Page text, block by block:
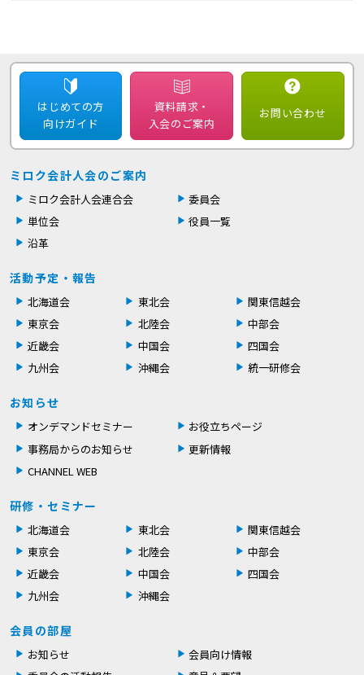
はじめての方
向けガイド
資料請求・
入会のご案内
お問い合わせ
ミロク会計人会のご案内
ミロク会計人会連合会
委員会
単位会
役員一覧
沿革
活動予定・報告
北海道会 東北会
関東信越会
東京会
北陸会
中部会
近畿会
中国会
四国会
九州会
沖縄会 統一研修会
お知らせ
オンデマンドセミナー
お役立ちページ
事務局からのお知らせ
更新情報
CHANNEL WEB
研修・セミナー
北海道会 東北会
関東信越会
東京会
北陸会
中部会
近畿会
中国会
四国会
九州会
沖縄会
会員の部屋
お知らせ
会員向け情報